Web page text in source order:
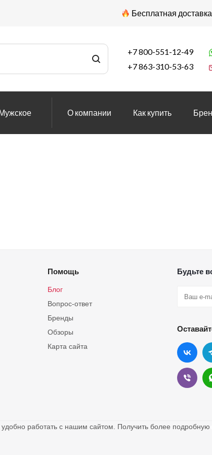
Бесплатная
+7 800-551-12-49
+7 863-310-53-63
О компании Как купить
Помощь
Блог
Вопрос-ответ
Бренды
Обзоры
Карта сайта
Будьте
работать с нашим сайтом. Получить более